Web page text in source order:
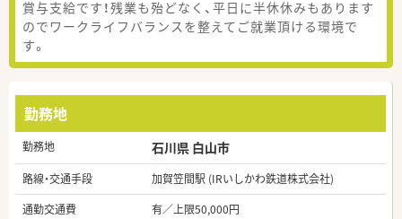
賞与支給です！残業も殆どなく、平日に半休休みもあります
のでワークライフバランスを整えてご就業頂ける環境で
す。
勤務地
勤務地 石川県 白山市
路線・交通手段
加賀笠間駅 (IRいしかわ鉄道株式会社)
通勤交通費
有／上限50,000円